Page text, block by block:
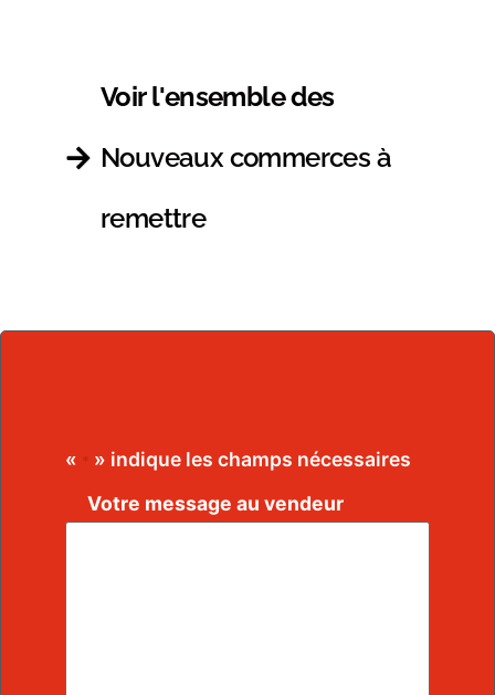
Voir l'ensemble des
Nouveaux commerces à
remettre
« * » indique les champs nécessaires
Votre message au vendeur